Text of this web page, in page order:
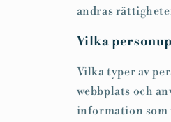
andras
Vilka
Vilka typer av
webbplats och
information som